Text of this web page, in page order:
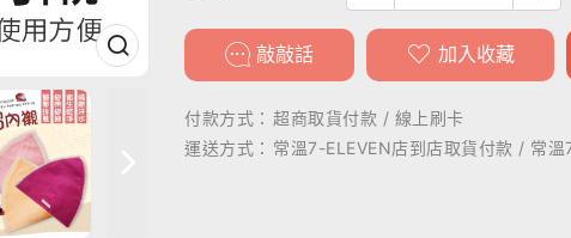
敲敲話 加入收藏
付款方式： 超商取貨付款 / 線上刷卡
運送方式： 常溫7-ELEVEN店到店取貨付款 / 常